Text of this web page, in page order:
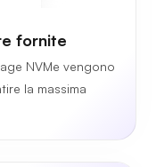
fornite
NVMe vengono
la massima